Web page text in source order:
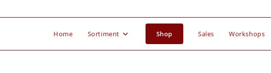
Home Sortiment Shop Sales Workshops